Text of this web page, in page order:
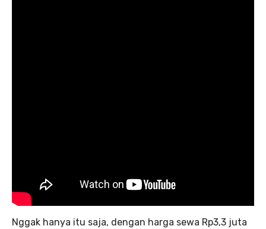
Nggak hanya itu saja, dengan harga sewa Rp3,3 juta